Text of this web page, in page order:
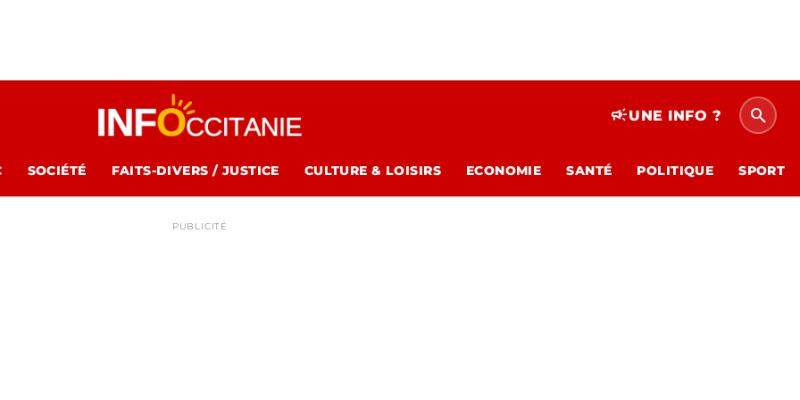
campaignUNE INFO ? search
SOCIÉTÉ FAITS-DIVERS / JUSTICE CULTURE & LOISIRS ECONOMIE SANTÉ POLITIQUE SPORT
PUBLICITÉ